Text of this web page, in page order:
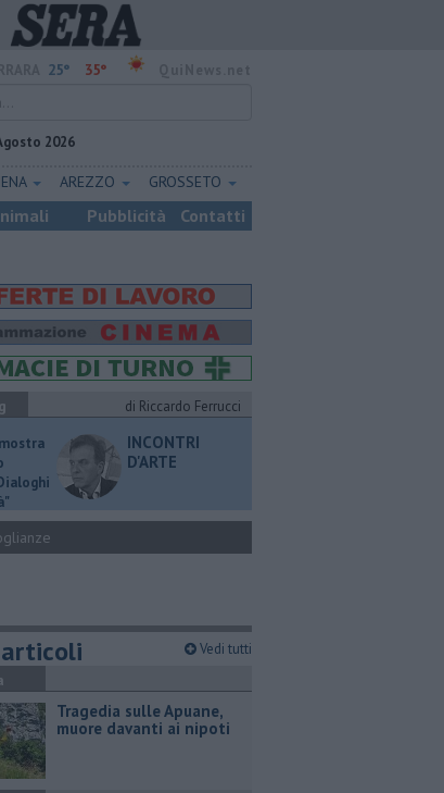
25° 35°
2026
AREZZO GROSSETO
Pubblicità Contatti
di Riccardo Ferrucci
INCONTRI
D'ARTE
Vedi tutti
Tragedia sulle Apuane,
muore davanti ai nipoti